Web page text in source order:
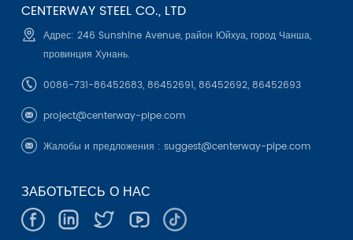
CENTERWAY STEEL CO., LTD
Адрес: 246 Sunshine Avenue, район Юйхуа, город Чанша,
провинция Хунань.
0086-731-86452683, 86452691, 86452692, 86452693
project@centerway-pipe.com
Жалобы и предложения :suggest@centerway-pipe.com
ЗАБОТЬТЕСЬ О НАС